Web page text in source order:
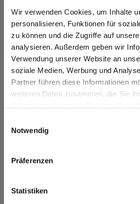
Wir verwenden Cookies, um Inhalte
personalisieren, Funktionen für
zu können und die Zugriffe auf
analysieren. Außerdem geben wir
Verwendung unserer Website an
soziale Medien, Werbung und
Partner führen diese Informationen
weiteren Daten zusammen, die Sie
Notwendig
Präferenzen
Statistiken
sr.modal is not closeable
Are you based in the
Staten?
rest of the world!
Oak
Heeft u vragen?